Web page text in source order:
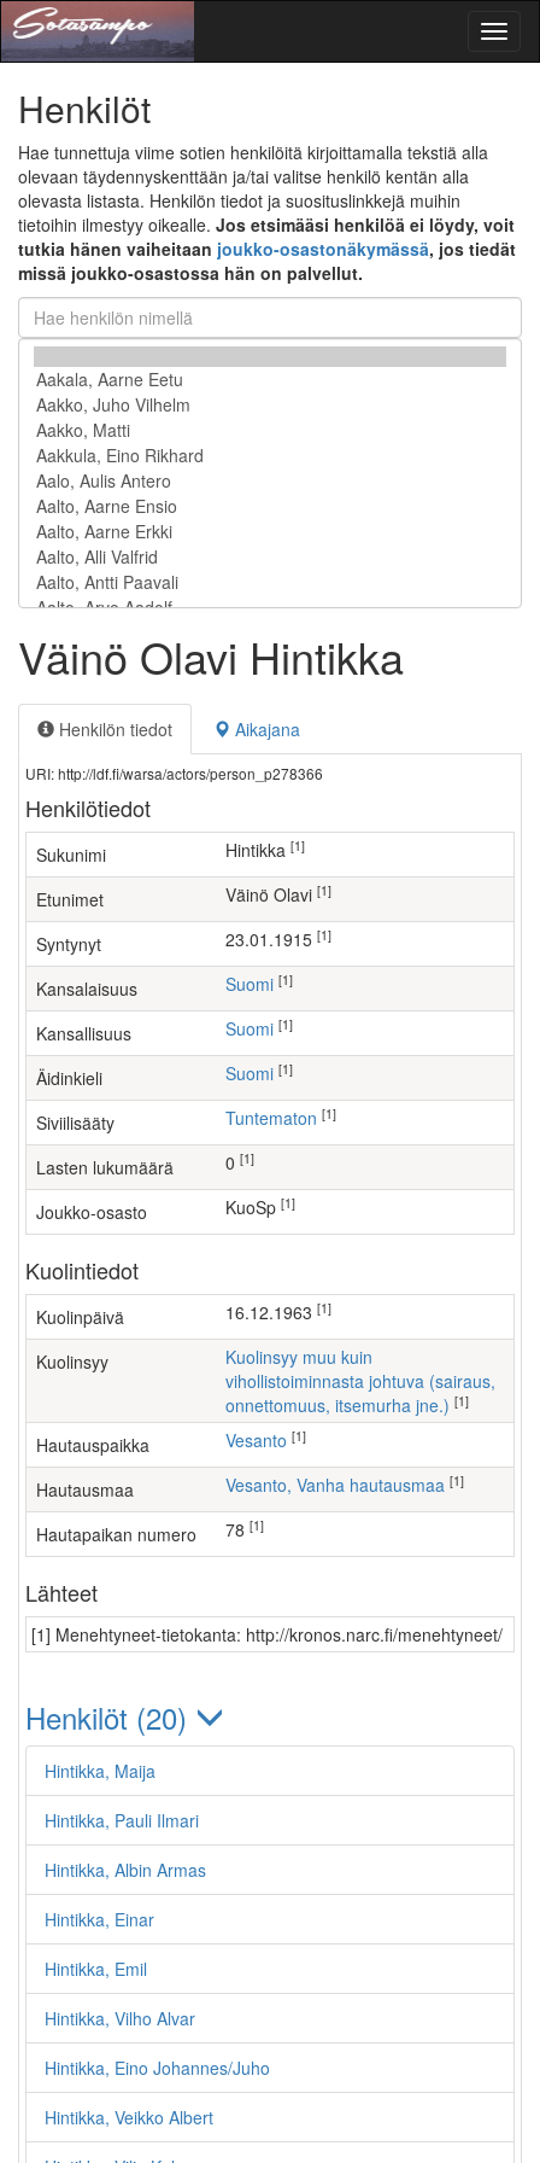
Henkilöt
Hae tunnettuja viime sotien henkilöitä kirjoittamalla tekstiä alla
olevaan täydennyskenttään ja/tai valitse henkilö kentän alla
olevasta listasta. Henkilön tiedot ja suosituslinkkejä muihin
tietoihin ilmestyy oikealle. Jos etsimääsi henkilöä ei löydy, voit
tutkia hänen vaiheitaan joukko-osastonäkymässä, jos tiedät
missä joukko-osastossa hän on palvellut.
Väinö Olavi Hintikka
Henkilön tiedot Aikajana
URI: http://ldf.fi/warsa/actors/person_p278366
Henkilötiedot
Sukunimi Hintikka [1]
Etunimet Väinö Olavi [1]
Syntynyt 23.01.1915 [1]
Kansalaisuus Suomi [1]
Kansallisuus Suomi [1]
Äidinkieli Suomi [1]
Siviilisääty Tuntematon [1]
Lasten lukumäärä [1]
Joukko-osasto KuoSp [1]
Kuolintiedot
Kuolinpäivä 16.12.1963 [1]
Kuolinsyy
Kuolinsyy muu kuin
vihollistoiminnasta johtuva (sairaus,
onnettomuus, itsemurha jne.) [1]
Hautauspaikka Vesanto [1]
Hautausmaa Vesanto, Vanha hautausmaa [1]
Hautapaikan numero 78 [1]
Lähteet
[1] Menehtyneet-tietokanta: http://kronos.narc.fi/menehtyneet/
Henkilöt (20)
Hintikka, Maija
Hintikka, Pauli Ilmari
Hintikka, Albin Armas
Hintikka, Einar
Hintikka, Emil
Hintikka, Vilho Alvar
Hintikka, Eino Johannes/Juho
Hintikka, Veikko Albert